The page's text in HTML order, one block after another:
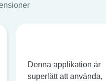
Denna applikation är
superlätt att använda,